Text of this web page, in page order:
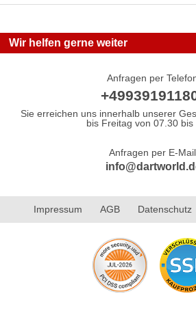
Wir helfen gerne weiter
Anfragen per
Sie erreichen uns innerhalb unserer
bis Freitag von 07.30 bis
Anfragen per E-
Impressum AGB Datenschutz